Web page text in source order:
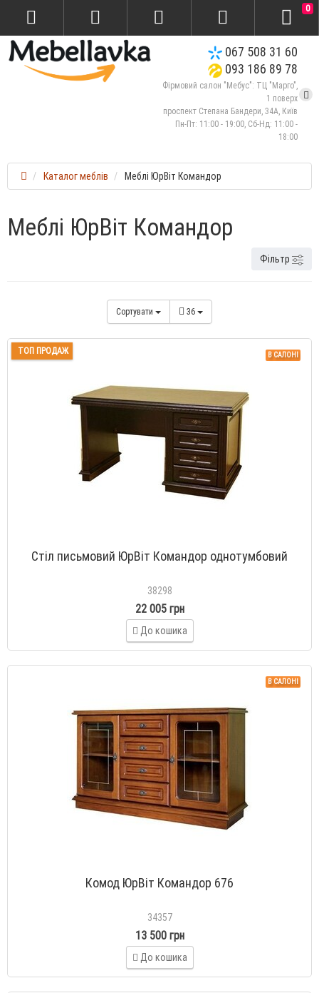
067 508 31 60
093 186 89 78
Фірмовий салон "Мебус": ТЦ "Марго",
1 поверх
проспект Степана Бандери, 34А, Київ
Пн-Пт: 11:00 - 19:00, Сб-Нд: 11:00 -
18:00
0
Каталог меблів Меблі ЮрВіт Командор
Меблі ЮрВіт Командор
Фільтр
Сортувати 36
ТОП ПРОДАЖ В САЛОНІ
Стіл письмовий ЮрВіт Командор однотумбовий
38298
22 005 грн
До кошика
В САЛОНІ
Комод ЮрВіт Командор 676
34357
13 500 грн
До кошика